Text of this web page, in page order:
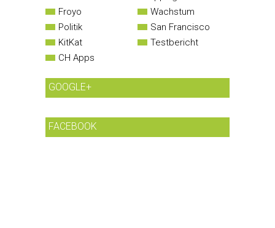
Froyo
Wachstum
Politik
San Francisco
KitKat
Testbericht
CH Apps
GOOGLE+
FACEBOOK